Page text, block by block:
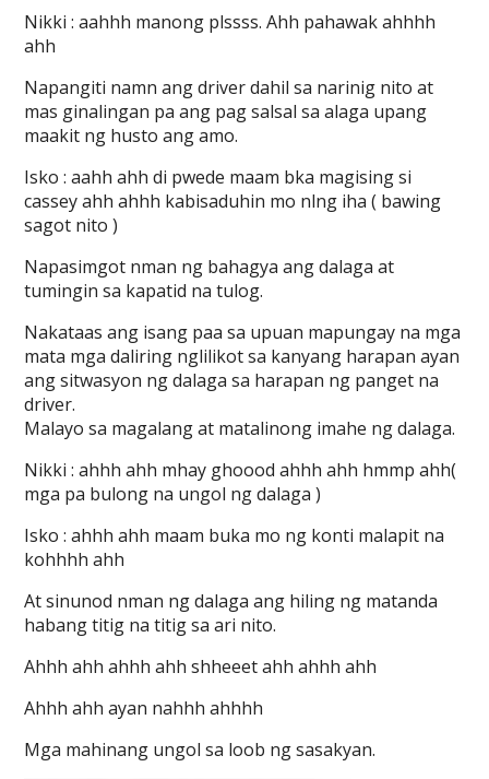
Nikki : aahhh manong plssss. Ahh pahawak ahhhh
ahh
Napangiti namn ang driver dahil sa narinig nito at
mas ginalingan pa ang pag salsal sa alaga upang
maakit ng husto ang amo.
Isko : aahh ahh di pwede maam bka magising si
cassey ahh ahhh kabisaduhin mo nlng iha ( bawing
sagot nito )
Napasimgot nman ng bahagya ang dalaga at
tumingin sa kapatid na tulog.
Nakataas ang isang paa sa upuan mapungay na mga
mata mga daliring nglilikot sa kanyang harapan ayan
ang sitwasyon ng dalaga sa harapan ng panget na
driver.
Malayo sa magalang at matalinong imahe ng dalaga.
Nikki : ahhh ahh mhay ghoood ahhh ahh hmmp ahh(
mga pa bulong na ungol ng dalaga )
Isko : ahhh ahh maam buka mo ng konti malapit na
kohhhh ahh
At sinunod nman ng dalaga ang hiling ng matanda
habang titig na titig sa ari nito.
Ahhh ahh ahhh ahh shheeet ahh ahhh ahh
Ahhh ahh ayan nahhh ahhhh
Mga mahinang ungol sa loob ng sasakyan.